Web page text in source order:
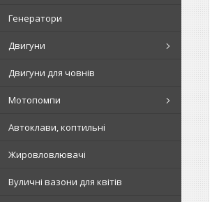
Генератори
Двигуни
Двигуни для човнів
Мотопомпи
Автоклави, коптильні
Жировловлювачі
Вуличні вазони для квітів